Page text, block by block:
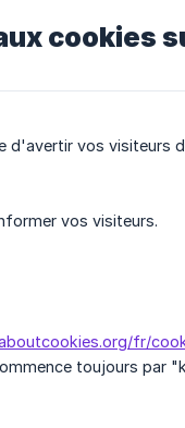
cookies
d'avertir vos visiteurs
vos visiteurs.
fr/
toujours par